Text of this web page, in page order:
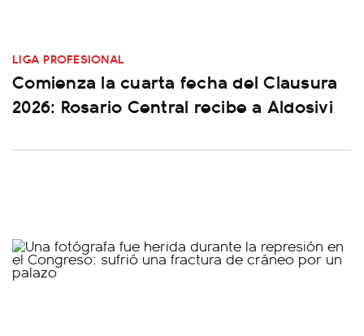
LIGA PROFESIONAL
Comienza la cuarta fecha del Clausura
2026: Rosario Central recibe a Aldosivi